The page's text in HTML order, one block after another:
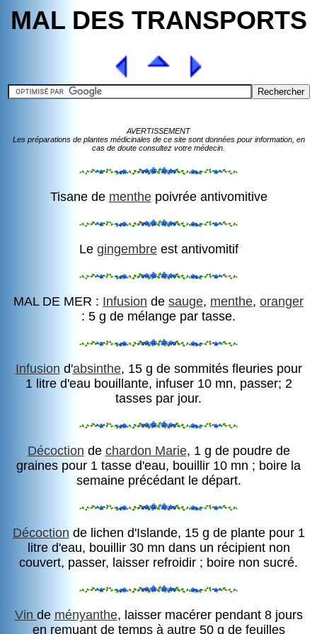
MAL DES TRANSPORTS
AVERTISSEMENT
Les préparations de plantes médicinales de ce site sont données pour information, en
cas de doute consultez votre médecin.
Tisane de menthepoivrée antivomitive
Le gingembreest antivomitif
MAL DE MER : Infusion de sauge, menthe, oranger
: 5 g de mélange par tasse.
Infusion d'absinthe, 15 g de sommités fleuries pour
1 litre d'eau bouillante, infuser 10 mn, passer; 2
tasses par jour.
Décoction de chardon Marie, 1 g de poudre de
graines pour 1 tasse d'eau, bouillir 10 mn ; boire la
semaine précédant le départ.
Décoction de lichen d'Islande, 15 g de plante pour 1
litre d'eau, bouillir 30 mn dans un récipient non
couvert, passer, laisser refroidir ; boire non sucré.
Vin de ményanthe, laisser macérer pendant 8 jours
en remuant de temps à autre 50 g de feuilles